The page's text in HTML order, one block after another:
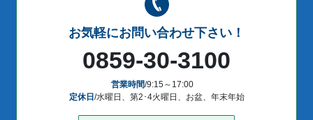
お気軽にお問い合わせ下さい！
0859-30-3100
営業時間/9:15～17:00
定休日 /水曜日、第2･4火曜日、お盆、年末年始